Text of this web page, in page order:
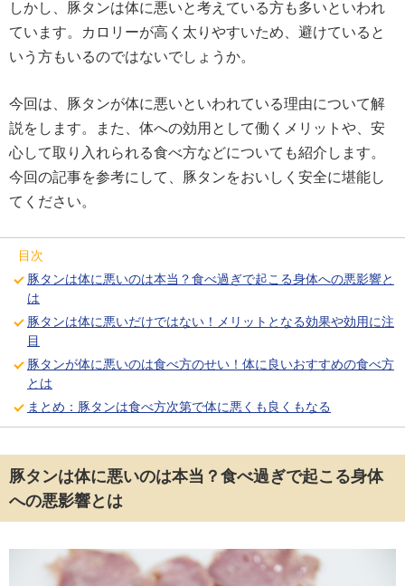
しかし、豚タンは体に悪いと考えている方も多いといわれ
ています。カロリーが高く太りやすいため、避けていると
いう方もいるのではないでしょうか。
今回は、豚タンが体に悪いといわれている理由について解
説をします。また、体への効用として働くメリットや、安
心して取り入れられる食べ方などについても紹介します。
今回の記事を参考にして、豚タンをおいしく安全に堪能し
てください。
目次
豚タンは体に悪いのは本当？食べ過ぎで起こる身体への悪影響と
は
豚タンは体に悪いだけではない！メリットとなる効果や効用に注
目
豚タンが体に悪いのは食べ方のせい！体に良いおすすめの食べ方
とは
まとめ：豚タンは食べ方次第で体に悪くも良くもなる
豚タンは体に悪いのは本当？食べ過ぎで起こる身体
への悪影響とは